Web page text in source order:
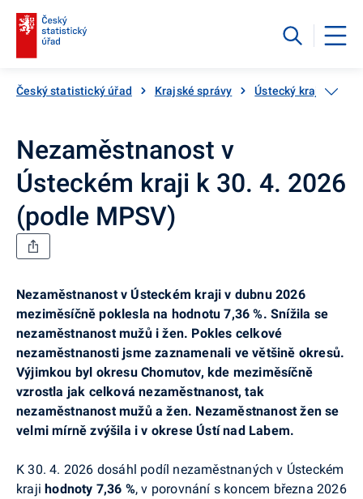
Český statistický úřad Krajské správy Ústecký kraj
Nezaměstnanost v
Ústeckém kraji k 30. 4. 2026
(podle MPSV)
Nezaměstnanost v Ústeckém kraji v dubnu 2026
meziměsíčně poklesla na hodnotu 7,36 %. Snížila se
nezaměstnanost mužů i žen. Pokles celkové
nezaměstnanosti jsme zaznamenali ve většině okresů.
Výjimkou byl okresu Chomutov, kde meziměsíčně
vzrostla jak celková nezaměstnanost, tak
nezaměstnanost mužů a žen. Nezaměstnanost žen se
velmi mírně zvýšila i v okrese Ústí nad Labem.
K 30. 4. 2026 dosáhl podíl nezaměstnaných v Ústeckém
krajihodnoty 7,36 %, v porovnání s koncem března 2026